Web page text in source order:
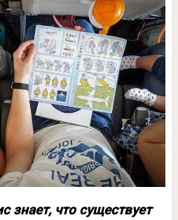
знает, что существует